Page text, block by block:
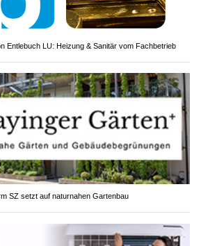
Entlebuch LU: Heizung & Sanitär vom Fachbetrieb
SZ setzt auf naturnahen Gartenbau